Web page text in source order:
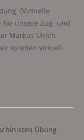
(Virtuelle
für unsere Zug- und
Markus Ulrich
spielten virtuell